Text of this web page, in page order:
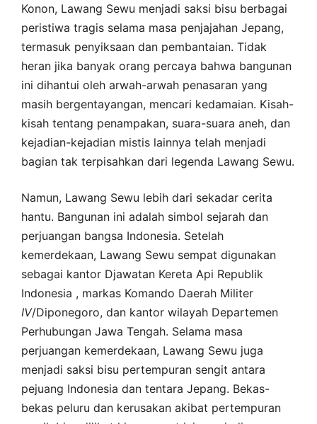
Konon, Lawang Sewu menjadi saksi bisu berbagai
peristiwa tragis selama masa penjajahan Jepang,
termasuk penyiksaan dan pembantaian. Tidak
heran jika banyak orang percaya bahwa bangunan
ini dihantui oleh arwah-arwah penasaran yang
masih bergentayangan, mencari kedamaian. Kisah-
kisah tentang penampakan, suara-suara aneh, dan
kejadian-kejadian mistis lainnya telah menjadi
bagian tak terpisahkan dari legenda Lawang Sewu.
Namun, Lawang Sewu lebih dari sekadar cerita
hantu. Bangunan ini adalah simbol sejarah dan
perjuangan bangsa Indonesia. Setelah
kemerdekaan, Lawang Sewu sempat digunakan
sebagai kantor Djawatan Kereta Api Republik
Indonesia , markas Komando Daerah Militer
IV/Diponegoro, dan kantor wilayah Departemen
Perhubungan Jawa Tengah. Selama masa
perjuangan kemerdekaan, Lawang Sewu juga
menjadi saksi bisu pertempuran sengit antara
pejuang Indonesia dan tentara Jepang. Bekas-
bekas peluru dan kerusakan akibat pertempuran